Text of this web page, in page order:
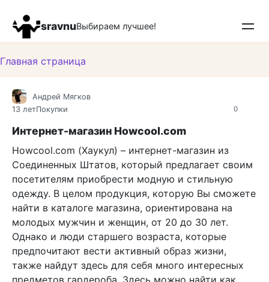
контенту
sravnuВыбираем лучшее!
Главная страница
0
Андрей Мягков
13 летПокупки
Интернет-магазин Howcool.com
Howcool.com (Хаукул) – интернет-магазин из
Соединенных Штатов, который предлагает своим
посетителям приобрести модную и стильную
одежду. В целом продукция, которую Вы сможете
найти в каталоге магазина, ориентирована на
молодых мужчин и женщин, от 20 до 30 лет.
Однако и люди старшего возраста, которые
предпочитают вести активный образ жизни,
также найдут здесь для себя много интересных
предметов гардероба. Здесь можно найти как